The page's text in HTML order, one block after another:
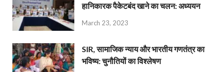
हानिकारक पैकेटबंद खाने का चलन: अध्ययन
March 23, 2023
SIR, सामाजिक न्याय और भारतीय गणतंत्र का
भविष्य: चुनौतियों का विश्लेषण